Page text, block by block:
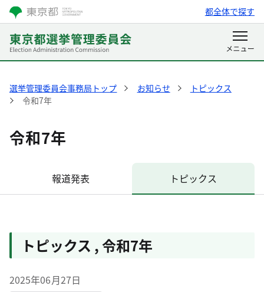
都全体で探す
選挙管理委員会事務局トップ お知らせ
トピックス
令和7年
令和7年
報道発表 トピックス
トピックス ,令和7年
2025年06月27日